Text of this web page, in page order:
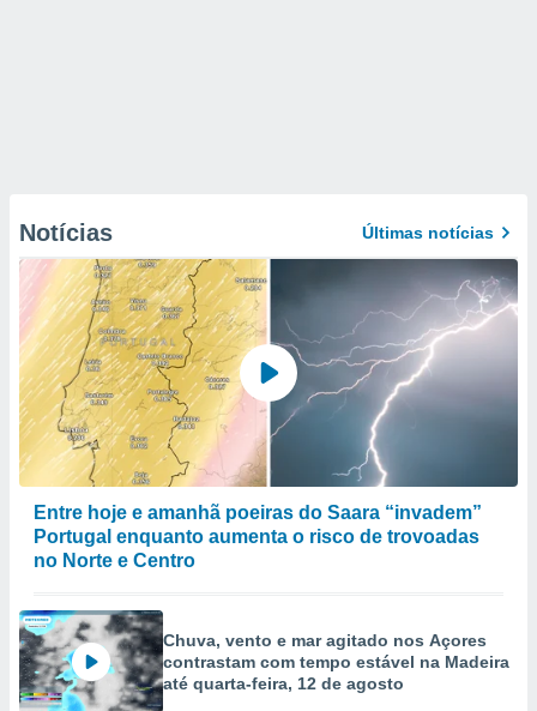
Notícias Últimas notícias
Entre hoje e amanhã poeiras do Saara “invadem”
Portugal enquanto aumenta o risco de trovoadas
no Norte e Centro
Chuva, vento e mar agitado nos Açores
contrastam com tempo estável na Madeira
até quarta-feira, 12 de agosto